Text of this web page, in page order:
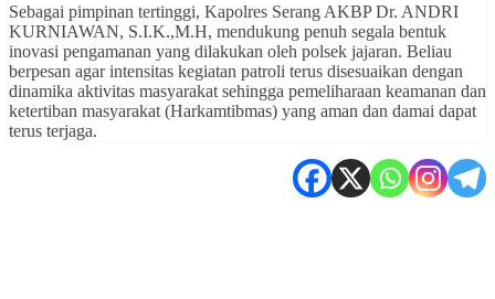
Sebagai pimpinan tertinggi, Kapolres Serang AKBP Dr. ANDRI
KURNIAWAN, S.I.K.,M.H, mendukung penuh segala bentuk
inovasi pengamanan yang dilakukan oleh polsek jajaran. Beliau
berpesan agar intensitas kegiatan patroli terus disesuaikan dengan
dinamika aktivitas masyarakat sehingga pemeliharaan keamanan dan
ketertiban masyarakat (Harkamtibmas) yang aman dan damai dapat
terus terjaga.